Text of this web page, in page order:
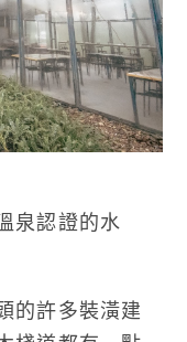
泉認證的水
的許多裝潢建